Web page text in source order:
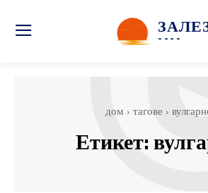
----
дом тагове
Етикет: